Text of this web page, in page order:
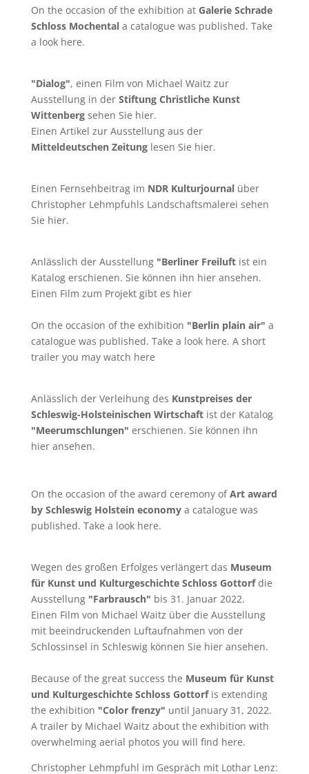
On the occasion of the exhibition at Galerie Schrade
Schloss Mochentala catalogue was published. Take
a look here.
"Dialog", einen Film von Michael Waitz zur
Ausstellung in der Stiftung Christliche Kunst
Wittenbergsehen Sie hier.
Einen Artikel zur Ausstellung aus der
Mitteldeutschen Zeitunglesen Sie hier.
Einen Fernsehbeitrag im NDR Kulturjournalüber
Christopher Lehmpfuhls Landschaftsmalerei sehen
Sie hier.
Anlässlich der Ausstellung "Berliner Freiluftist ein
Katalog erschienen. Sie können ihn hieransehen.
Einen Film zum Projekt gibt es hier
On the occasion of the exhibition "Berlin plain air" a
catalogue was published. Take a look here. A short
trailer you may watch here
Anlässlich der Verleihung des Kunstpreises der
Schleswig-Holsteinischen Wirtschaftist der Katalog
"Meerumschlungen" erschienen. Sie können ihn
hieransehen.
On the occasion of the award ceremony ofArt award
by Schleswig Holstein economya catalogue was
published. Take a look here.
Wegen des großen Erfolges verlängert das Museum
für Kunst und Kulturgeschichte Schloss Gottorfdie
Ausstellung "Farbrausch" bis 31. Januar 2022.
Einen Film von Michael Waitz über die Ausstellung
mit beeindruckenden Luftaufnahmen von der
Schlossinsel in Schleswig können Sie hieransehen.
Because of the great success the Museum für Kunst
und Kulturgeschichte Schloss Gottorfis extending
the exhibition "Color frenzy" until January 31, 2022.
A trailer by Michael Waitz about the exhibition with
overwhelming aerial photos you will find here.
Christopher Lehmpfuhl im Gespräch mit Lothar Lenz: